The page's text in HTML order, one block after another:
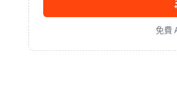
免費